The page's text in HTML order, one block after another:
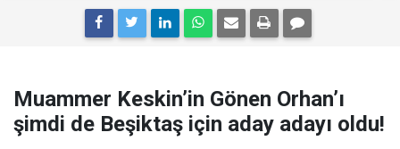
Muammer Keskin’in Gönen Orhan’ı
şimdi de Beşiktaş için aday adayı oldu!